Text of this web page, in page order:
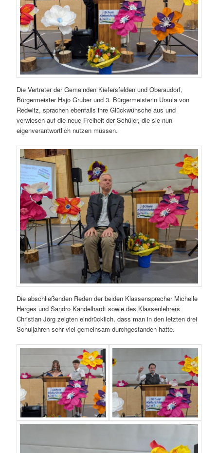
Die Vertreter der Gemeinden Kiefersfelden und Oberaudorf,
Bürgermeister Hajo Gruber und 3. Bürgermeisterin Ursula von
Redwitz, sprachen ebenfalls ihre Glückwünsche aus und
verwiesen auf die neue Freiheit der Schüler, die sie nun
eigenverantwortlich nutzen müssen.
Die abschließenden Reden der beiden Klassensprecher Michelle
Herges und Sandro Kandelhardt sowie des Klassenlehrers
Christian Jörg zeigten eindrücklich, dass man in den letzten drei
Schuljahren sehr viel gemeinsam durchgestanden hatte.